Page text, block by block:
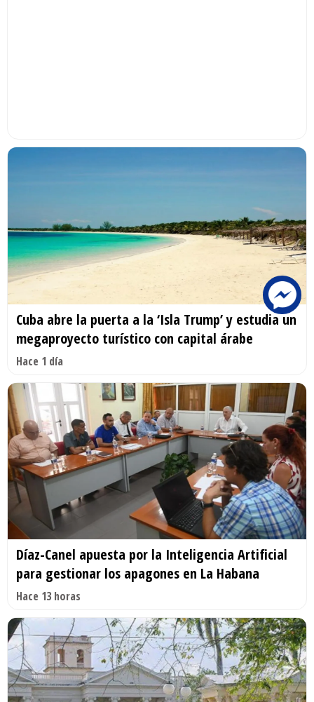
Cuba abre la puerta a la ‘Isla Trump’ y estudia un
megaproyecto turístico con capital árabe
Hace 1 día
Díaz-Canel apuesta por la Inteligencia Artificial
para gestionar los apagones en La Habana
Hace 13 horas